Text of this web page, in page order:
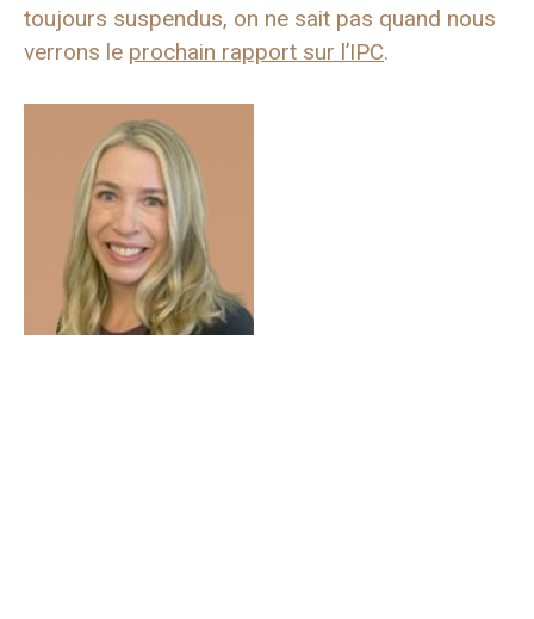
toujours suspendus, on ne sait pas quand nous
verrons le prochain rapport sur l’IPC.